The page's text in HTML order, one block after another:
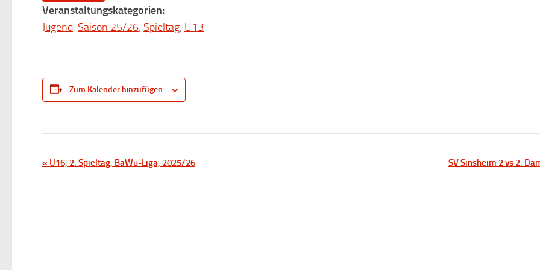
Veranstaltungskategorien:
Jugend, Saison 25/26, Spieltag, U13
Zum Kalender hinzufügen
V
« U16, 2. Spieltag, BaWü-Liga, 2025/26 SV Sinsheim 2 vs 2.